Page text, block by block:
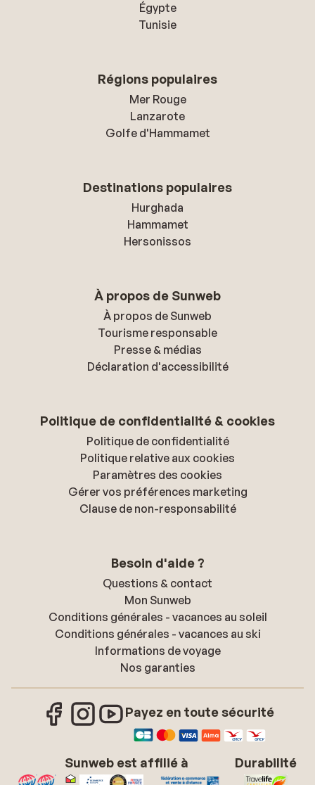
Égypte
Tunisie
Régions populaires
Mer Rouge
Lanzarote
Golfe d'Hammamet
Destinations populaires
Hurghada
Hammamet
Hersonissos
À propos de Sunweb
À propos de Sunweb
Tourisme responsable
Presse & médias
Déclaration d'accessibilité
Politique de confidentialité & cookies
Politique de confidentialité
Politique relative aux cookies
Paramètres des cookies
Gérer vos préférences marketing
Clause de non-responsabilité
Besoin d'aide ?
Questions & contact
Mon Sunweb
Conditions générales - vacances au soleil
Conditions générales - vacances au ski
Informations de voyage
Nos garanties
Payez en toute sécurité
Sunweb est affilié à Durabilité